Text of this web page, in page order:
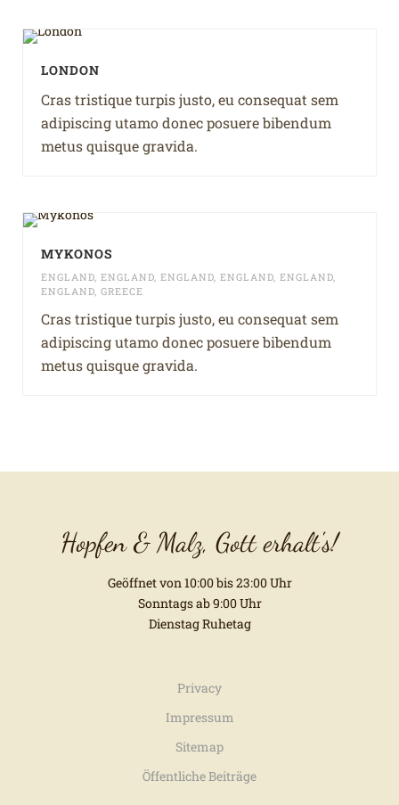
LONDON
Cras tristique turpis justo, eu consequat sem
adipiscing utamo donec posuere bibendum
metus quisque gravida.
MYKONOS
ENGLAND, ENGLAND, ENGLAND, ENGLAND, ENGLAND,
ENGLAND, GREECE
Cras tristique turpis justo, eu consequat sem
adipiscing utamo donec posuere bibendum
metus quisque gravida.
Hopfen & Malz, Gott erhalt's!
Geöffnet von 10:00 bis 23:00 Uhr
Sonntags ab 9:00 Uhr
Dienstag Ruhetag
Privacy
Impressum
Sitemap
Öffentliche Beiträge